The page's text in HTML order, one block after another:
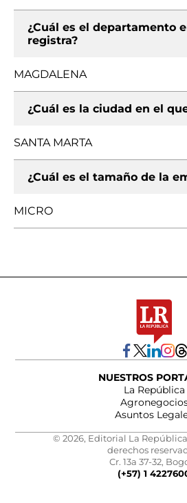
¿Cuál es el departamento
registra?
MAGDALENA
¿Cuál es la ciudad en el
SANTA MARTA
¿Cuál es el tamaño de la
MICRO
NUESTROS
La República
Asuntos
© 2026, Editorial La República
derechos
Cr. 13a 37-32,
(+57) 1